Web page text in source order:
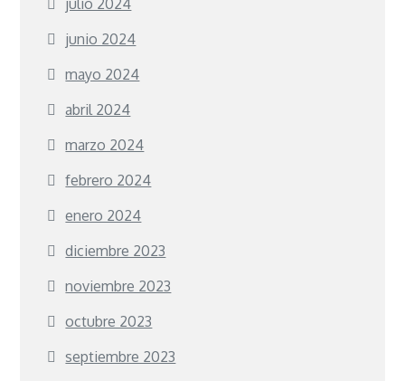
junio 2024
mayo 2024
abril 2024
marzo 2024
febrero 2024
enero 2024
diciembre 2023
noviembre 2023
octubre 2023
septiembre 2023